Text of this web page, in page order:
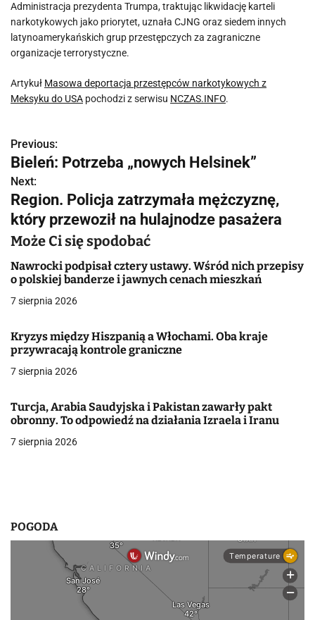
Administracja prezydenta Trumpa, traktując likwidację karteli
narkotykowych jako priorytet, uznała CJNG oraz siedem innych
latynoamerykańskich grup przestępczych za zagraniczne
organizacje terrorystyczne.
Artykuł Masowa deportacja przestępców narkotykowych z
Meksyku do USA pochodzi z serwisu NCZAS.INFO.
N
a
w
i
a
c
j
a
p
i
Previous:
Bieleń: Potrzeba „nowych Helsinek”
Next:
Region. Policja zatrzymała mężczyznę,
który przewoził na hulajnodze pasażera
Może Ci się spodobać
Nawrocki podpisał cztery ustawy. Wśród nich przepisy
o polskiej banderze i jawnych cenach mieszkań
7 sierpnia 2026
Kryzys między Hiszpanią a Włochami. Oba kraje
przywracają kontrole graniczne
7 sierpnia 2026
Turcja, Arabia Saudyjska i Pakistan zawarły pakt
obronny. To odpowiedź na działania Izraela i Iranu
7 sierpnia 2026
POGODA